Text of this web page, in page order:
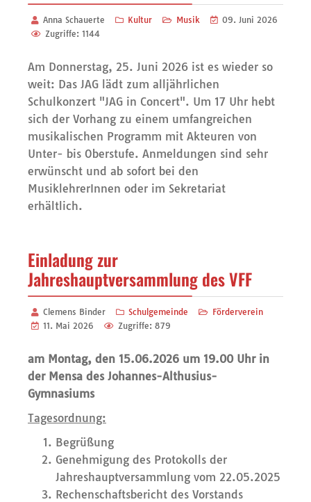
Anna Schauerte Kultur Musik
09. Juni 2026
Zugriffe: 1144
Am Donnerstag, 25. Juni 2026 ist es wieder so
weit: Das JAG lädt zum alljährlichen
Schulkonzert "JAG in Concert". Um 17 Uhr hebt
sich der Vorhang zu einem umfangreichen
musikalischen Programm mit Akteuren von
Unter- bis Oberstufe. Anmeldungen sind sehr
erwünscht und ab sofort bei den
MusiklehrerInnen oder im Sekretariat
erhältlich.
Einladung zur
Jahreshauptversammlung des VFF
Clemens Binder Schulgemeinde
Förderverein
11. Mai 2026
Zugriffe: 879
am Montag, den 15.06.2026 um 19.00 Uhr in
der Mensa des Johannes-Althusius-
Gymnasiums
Tagesordnung:
Begrüßung
Genehmigung des Protokolls der
Jahreshauptversammlung vom 22.05.2025
Rechenschaftsbericht des Vorstands